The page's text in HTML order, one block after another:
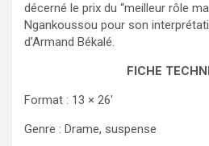
décerné le prix du “meilleur rôle
Ngankoussou pour son
d’Armand Békalé.
FICHE
Format : 13 × 26′
Genre : Drame, suspense